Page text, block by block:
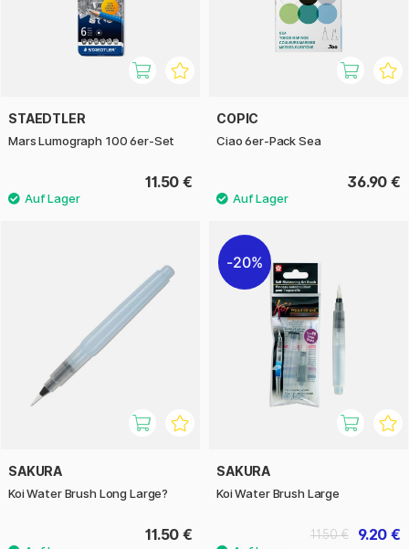
STAEDTLER
Mars Lumograph 100 6er-Set
11.50 €
COPIC
Ciao 6er-Pack Sea
36.90 €
SAKURA
Koi Water Brush Long Large?
11.50 €
20%
SAKURA
Koi Water Brush Large
9.20 €
11.50 €